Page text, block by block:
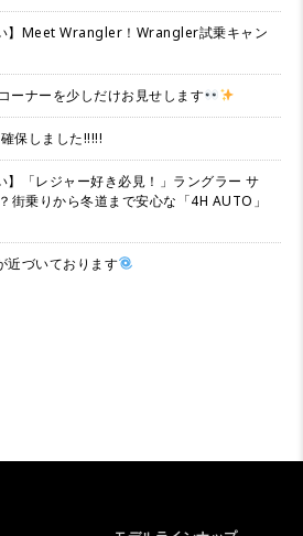
】Meet Wrangler！Wrangler試乗キャン
ーナーを少しだけお見せします
保しました!!!!!
】「レジャー好き必見！」ラングラー サ
街乗りから冬道まで安心な「4H AUTO」
近づいております